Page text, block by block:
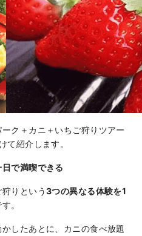
ク＋カニ＋いちご狩りツアー
て紹介します。
で満喫できる
りという3つの異なる体験を1
。
したあとに、カニの食べ放題